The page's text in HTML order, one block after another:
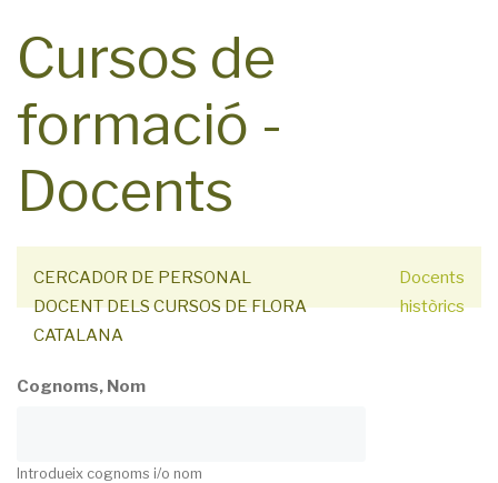
Cursos de
formació -
Docents
CERCADOR DE PERSONAL
DOCENT DELS CURSOS DE FLORA
CATALANA
Docents
històrics
Cognoms, Nom
Introdueix cognoms i/o nom